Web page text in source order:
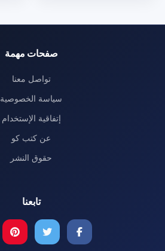
صفحات مهمة
تواصل معنا
سياسة الخصوصية
إتفاقية الإستخدام
عن كتب كو
حقوق النشر
تابعنا